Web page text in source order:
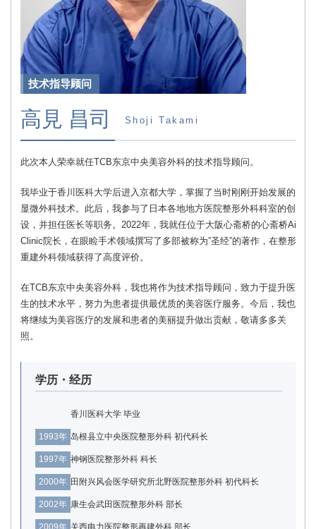
技术指导顾问
高見 昌司 Shoji Takami
此次本人荣幸就任TCB东京中央美容外科的技术指导顾问。
我毕业于香川医科大学后进入京都大学，掌握了当时刚刚开始发展的
显微外科技术。此后，我参与了日本各地地方医院整形外科科室的创
设，并担任医长等职务。2022年，我就任位于大阪心斋桥的心斋桥Ai
Clinic院长，在眼睑手术领域撰写了多部被称为”圣经”的著作，在整形
重建外科领域获得了高度评价。
在TCB东京中央美容外科，我也将作为技术指导顾问，致力于提升医
生的技术水平，努力为患者提供最优质的美容医疗服务。今后，我也
将继续为美容医疗的发展和患者的美丽提升做出贡献，敬请多多关
照。
学历・经历
香川医科大学 毕业
1993年 岛根县立中央医院整形外科 初代科长
1997年 神钢医院整形外科 科长
2000年 田附兴风会医学研究所北野医院整形外科 初代科长
2002年 康生会武田医院整形外科 部长
2009年 关西电力医院整形再建外科 部长